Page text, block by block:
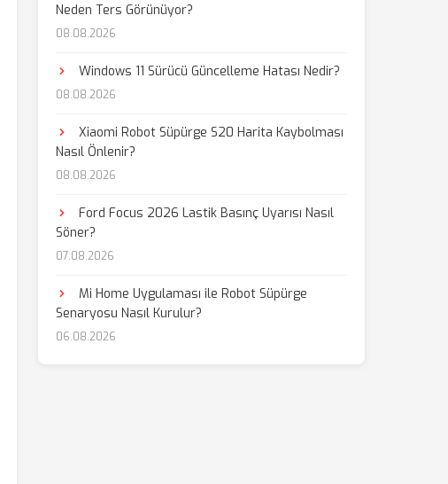
Neden Ters Görünüyor?
08.08.2026
Windows 11 Sürücü Güncelleme Hatası Nedir?
08.08.2026
Xiaomi Robot Süpürge S20 Harita Kaybolması
Nasıl Önlenir?
08.08.2026
Ford Focus 2026 Lastik Basınç Uyarısı Nasıl
Söner?
07.08.2026
Mi Home Uygulaması ile Robot Süpürge
Senaryosu Nasıl Kurulur?
06.08.2026